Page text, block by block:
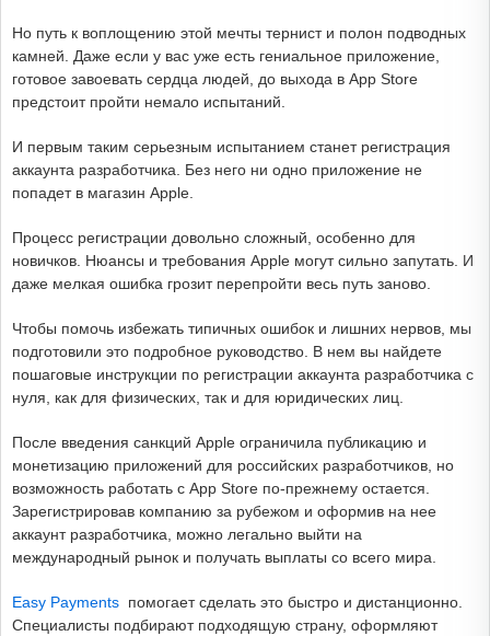
Но путь к воплощению этой мечты тернист и полон подводных
камней. Даже если у вас уже есть гениальное приложение,
готовое завоевать сердца людей, до выхода в App Store
предстоит пройти немало испытаний.
И первым таким серьезным испытанием станет регистрация
аккаунта разработчика. Без него ни одно приложение не
попадет в магазин Apple.
Процесс регистрации довольно сложный, особенно для
новичков. Нюансы и требования Apple могут сильно запутать. И
даже мелкая ошибка грозит перепройти весь путь заново.
Чтобы помочь избежать типичных ошибок и лишних нервов, мы
подготовили это подробное руководство. В нем вы найдете
пошаговые инструкции по регистрации аккаунта разработчика с
нуля, как для физических, так и для юридических лиц.
После введения санкций Apple ограничила публикацию и
монетизацию приложений для российских разработчиков, но
возможность работать с App Store по-прежнему остается.
Зарегистрировав компанию за рубежом и оформив на нее
аккаунт разработчика, можно легально выйти на
международный рынок и получать выплаты со всего мира.
Easy Payments помогает сделать это быстро и дистанционно.
Специалисты подбирают подходящую страну, оформляют